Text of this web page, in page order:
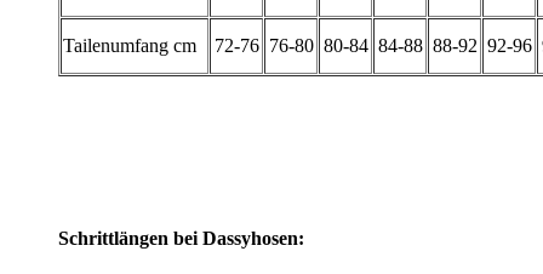
Tailenumfang cm 72-76 76-80 80-84 84-88 88-92 92-96
Schrittlängen bei Dassyhosen: